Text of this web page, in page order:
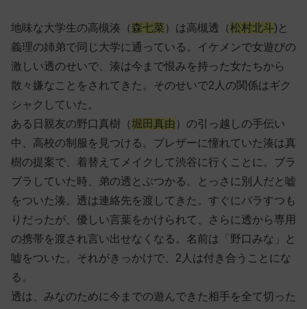
地味な大学生の高槻湊（ 森七菜 ）は高槻透（松村北斗)と
義理の姉弟で同じ大学に通っている。イケメンで女遊びの
激しい透のせいで、湊は今まで恨みを持った女たちから
散々嫌なことをされてきた。そのせいで2人の関係はギク
シャクしていた。
ある日親友の野口真樹（堀田真由 ）の引っ越しの手伝い
中、高校の制服を見つける。ブレザーに憧れていた湊は真
樹の提案で、着替えてメイクして渋谷に行くことに。ブラ
ブラしていた時、弟の透とぶつかる。とっさに別人だと嘘
をついた湊。透は連絡先を渡してきた。すぐにバラすつも
りだったが、優しい言葉をかけられて、さらに透から専用
の携帯を渡され言い出せなくなる。名前は「野口みな」と
嘘をついた。それがきっかけで、2人は付き合うことにな
る。
透は、みなのために今までの遊んできた相手を全て切った